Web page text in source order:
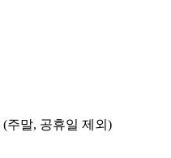
(주말, 공휴일 제외)